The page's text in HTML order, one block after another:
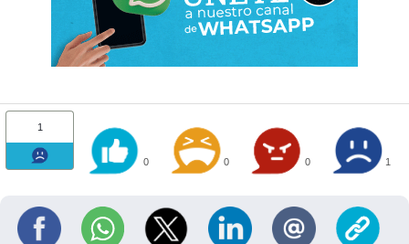
1
0 0 0 1